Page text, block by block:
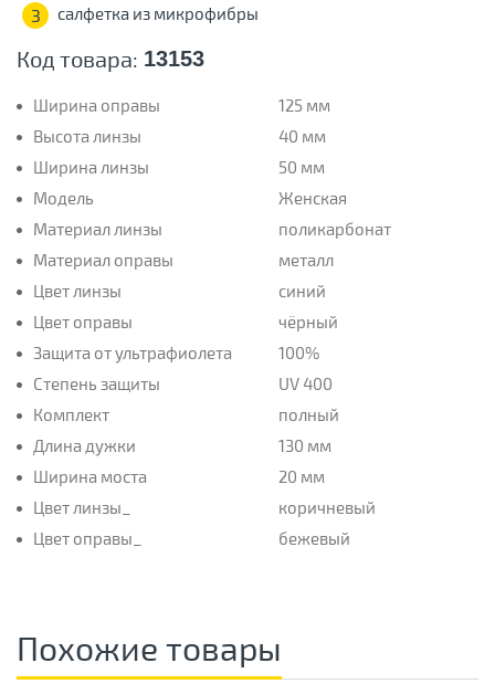
Код товара: 13153
Ширина оправы
125 мм
Высота линзы
40 мм
Ширина линзы
50 мм
Модель
Женская
Материал линзы
поликарбонат
Материал оправы
металл
Цвет линзы
синий
Цвет оправы
чёрный
Защита от ультрафиолета
100%
Степень защиты
UV 400
Комплект
полный
Длина дужки
130 мм
Ширина моста
20 мм
Цвет линзы_
коричневый
Цвет оправы_
бежевый
3 салфетка из микрофибры
Похожие товары